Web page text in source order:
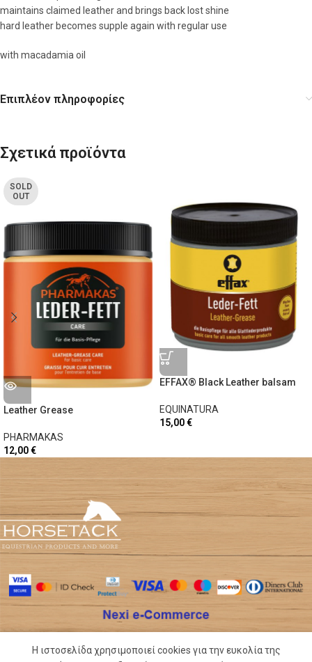
maintains claimed leather and brings back lost shine
hard leather becomes supple again with regular use
with macadamia oil
Επιπλέον πληροφορίες
Σχετικά προϊόντα
SOLD
OUT
Leather Grease
PHARMAKAS
12,00€
EFFAX® Black Leather balsam
EQUINATURA
15,00€
Η ιστοσελίδα χρησιμοποιεί cookies για την ευκολία της